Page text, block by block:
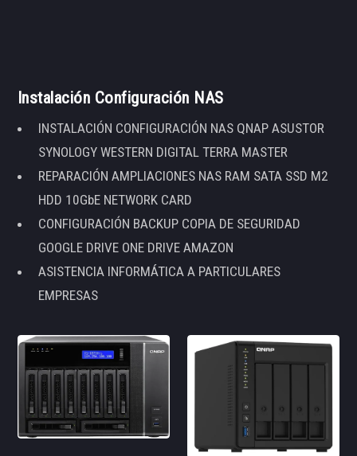
Instalación Configuración NAS
INSTALACIÓN CONFIGURACIÓN NAS QNAP ASUSTOR
SYNOLOGY WESTERN DIGITAL TERRA MASTER
REPARACIÓN AMPLIACIONES NAS RAM SATA SSD M2
HDD 10GbE NETWORK CARD
CONFIGURACIÓN BACKUP COPIA DE SEGURIDAD
GOOGLE DRIVE ONE DRIVE AMAZON
ASISTENCIA INFORMÁTICA A PARTICULARES
EMPRESAS